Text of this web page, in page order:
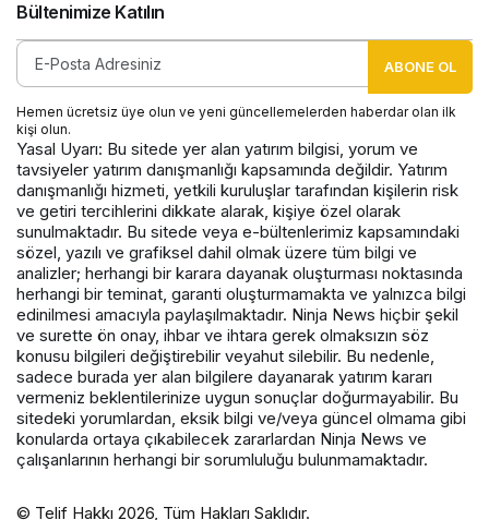
Bültenimize Katılın
ABONE OL
Hemen ücretsiz üye olun ve yeni güncellemelerden haberdar olan ilk
kişi olun.
Yasal Uyarı: Bu sitede yer alan yatırım bilgisi, yorum ve
tavsiyeler yatırım danışmanlığı kapsamında değildir. Yatırım
danışmanlığı hizmeti, yetkili kuruluşlar tarafından kişilerin risk
ve getiri tercihlerini dikkate alarak, kişiye özel olarak
sunulmaktadır. Bu sitede veya e-bültenlerimiz kapsamındaki
sözel, yazılı ve grafiksel dahil olmak üzere tüm bilgi ve
analizler; herhangi bir karara dayanak oluşturması noktasında
herhangi bir teminat, garanti oluşturmamakta ve yalnızca bilgi
edinilmesi amacıyla paylaşılmaktadır. Ninja News hiçbir şekil
ve surette ön onay, ihbar ve ihtara gerek olmaksızın söz
konusu bilgileri değiştirebilir veyahut silebilir. Bu nedenle,
sadece burada yer alan bilgilere dayanarak yatırım kararı
vermeniz beklentilerinize uygun sonuçlar doğurmayabilir. Bu
sitedeki yorumlardan, eksik bilgi ve/veya güncel olmama gibi
konularda ortaya çıkabilecek zararlardan Ninja News ve
çalışanlarının herhangi bir sorumluluğu bulunmamaktadır.
© Telif Hakkı 2026, Tüm Hakları Saklıdır.